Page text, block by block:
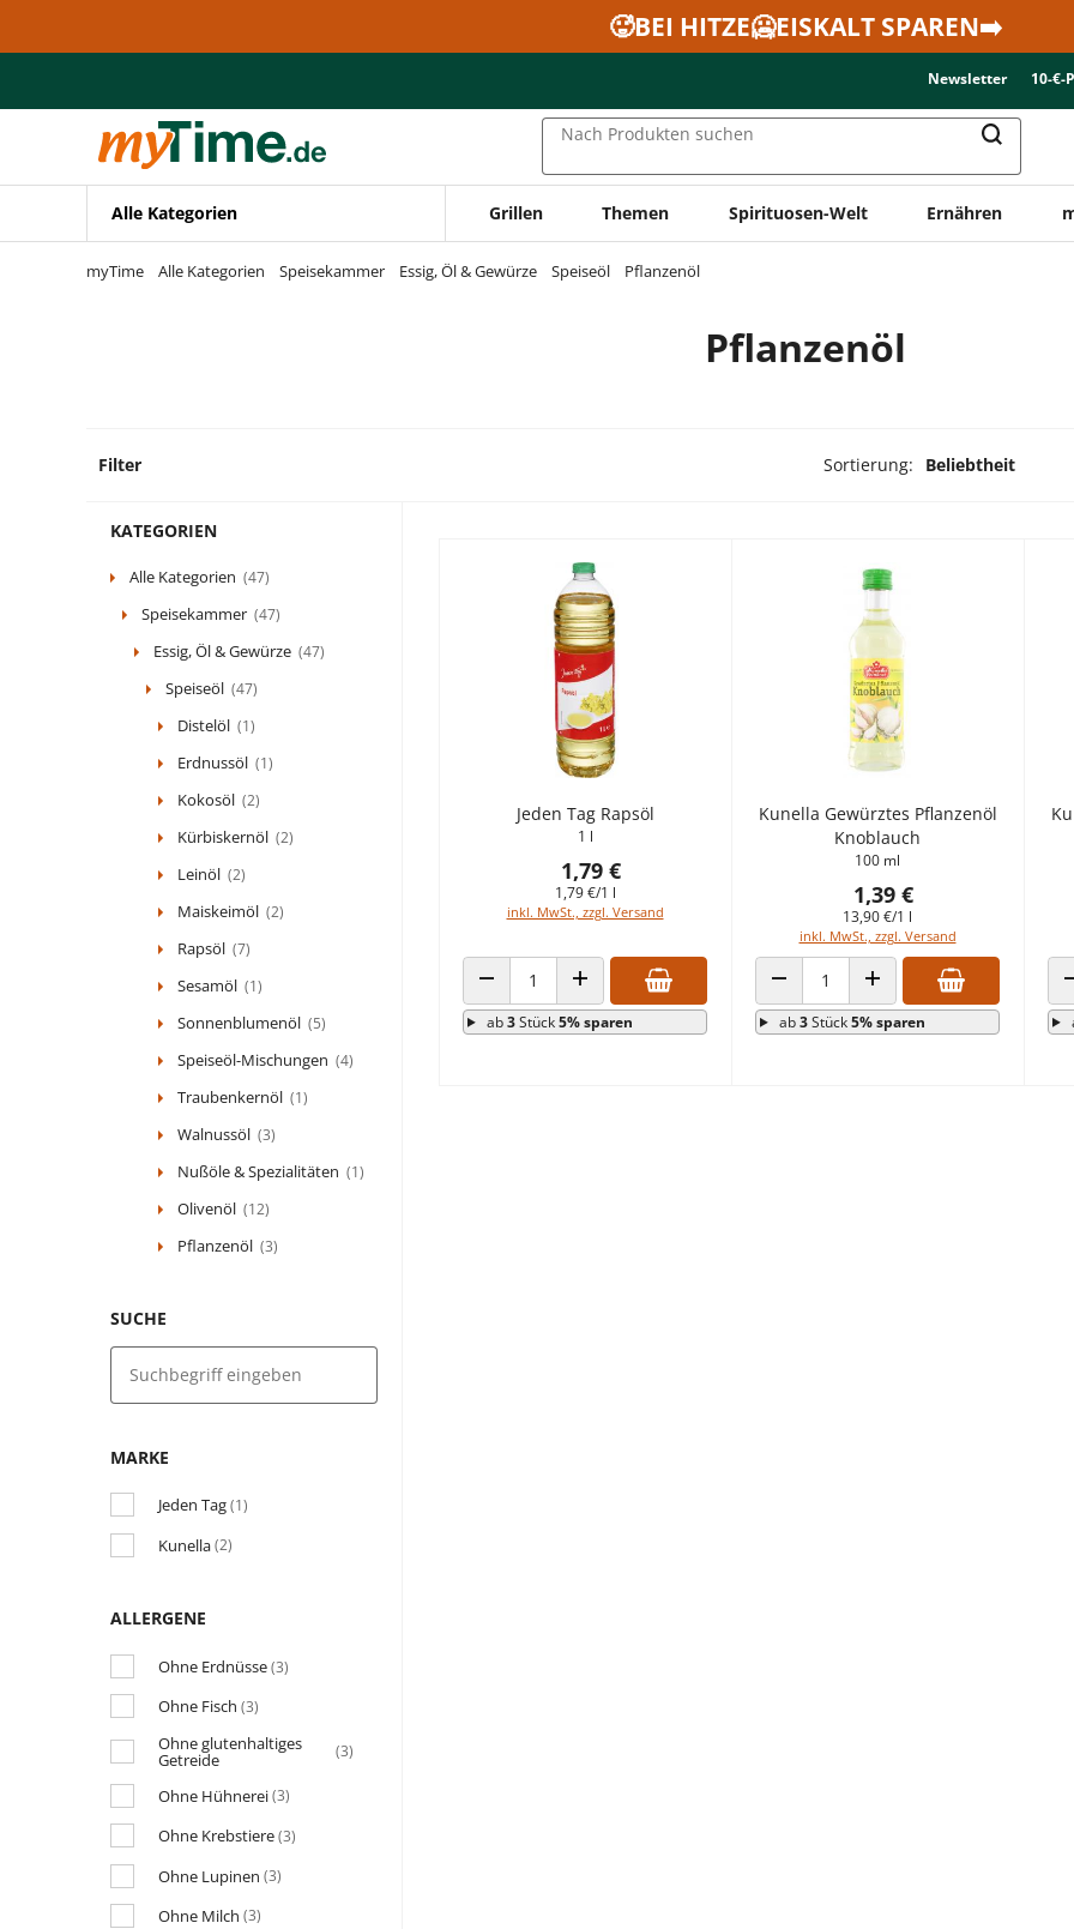
Zur Navigation springen
🥵BEI HITZE🥶EISKALT SPAREN➡️
Newsletter 10-€-
Nach Produkten suchen
Alle Kategorien Grillen Themen Spirituosen-Welt Ernähren
myTime Alle Kategorien Speisekammer Essig, Öl & Gewürze Speiseöl Pflanzenöl
Pflanzenöl
Filter Sortierung: Beliebtheit
KATEGORIEN
Alle Kategorien (47)
Speisekammer (47)
Essig, Öl & Gewürze (47)
Speiseöl (47)
Distelöl (1)
Erdnussöl (1)
Kokosöl (2)
Kürbiskernöl (2)
Leinöl (2)
Maiskeimöl (2)
Rapsöl (7)
Sesamöl (1)
Sonnenblumenöl (5)
Speiseöl-Mischungen (4)
Traubenkernöl (1)
Walnussöl (3)
Nußöle & Spezialitäten (1)
Olivenöl (12)
Pflanzenöl (3)
SUCHE
MARKE
Jeden Tag(1)
Kunella(2)
ALLERGENE
Ohne Erdnüsse(3)
Ohne Fisch (3)
Ohne glutenhaltiges
Getreide (3)
Ohne Hühnerei(3)
Ohne Krebstiere(3)
Ohne Lupinen (3)
Ohne Milch (3)
Jeden Tag Rapsöl
1 l
1,79 €
1,79 €/1 l
inkl. MwSt., zzgl. Versand
ANZAHL VERRINGERNANZAHL ERHÖHEN
ab3Stück5% sparen
Kunella Gewürztes Pflanzenöl
Knoblauch
100 ml
1,39 €
13,90 €/1 l
inkl. MwSt., zzgl. Versand
ANZAHL VERRINGERNANZAHL ERHÖHEN
ab3Stück5% sparen